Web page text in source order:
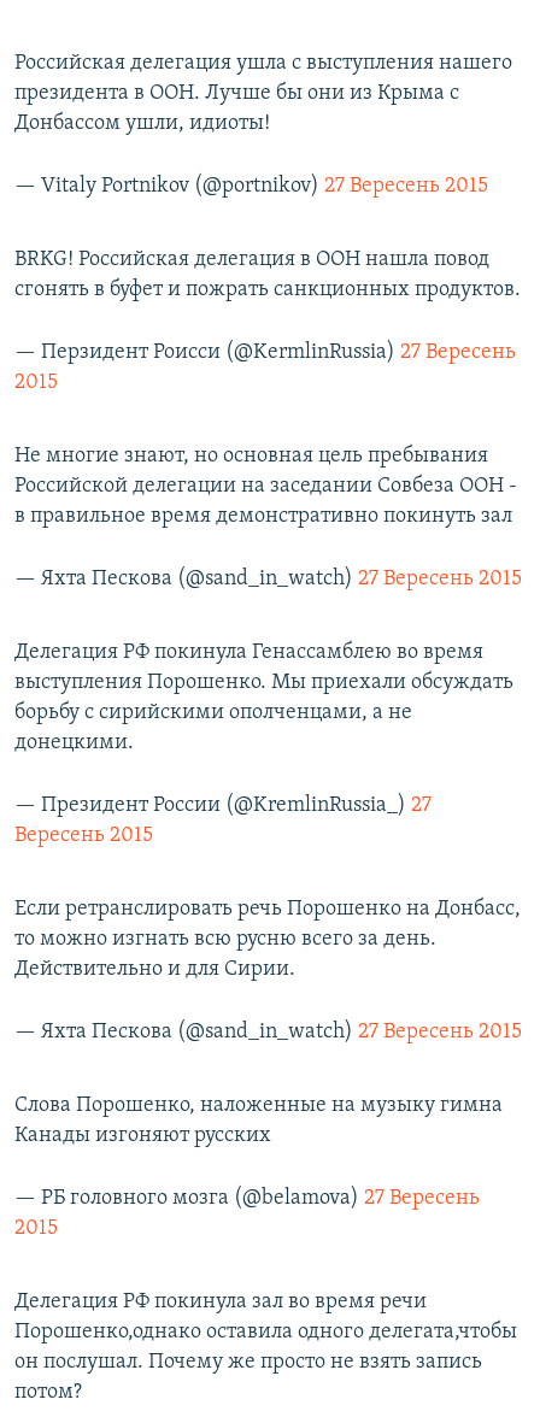
Российская делегация ушла с выступления нашего
президента в ООН. Лучше бы они из Крыма с
Донбассом ушли, идиоты!
— Vitaly Portnikov (@portnikov) 27 Вересень 2015
BRKG! Российская делегация в ООН нашла повод
сгонять в буфет и пожрать санкционных продуктов.
— Пeрзидент Роисси (@KermlinRussia) 27 Вересень
2015
Не многие знают, но основная цель пребывания
Российской делегации на заседании Совбеза ООН -
в правильное время демонстративно покинуть зал
— Яхта Пескова (@sand_in_watch) 27 Вересень 2015
Делегация РФ покинула Генассамблею во время
выступления Порошенко. Мы приехали обсуждать
борьбу с сирийскими ополченцами, а не
донецкими.
— Президент России (@KremlinRussia_) 27
Вересень 2015
Если ретранслировать речь Порошенко на Донбасс,
то можно изгнать всю русню всего за день.
Действительно и для Сирии.
— Яхта Пескова (@sand_in_watch) 27 Вересень 2015
Слова Порошенко, наложенные на музыку гимна
Канады изгоняют русских
— РБ головного мозга (@belamova) 27 Вересень
2015
Делегация РФ покинула зал во время речи
Порошенко,однако оставила одного делегата,чтобы
он послушал. Почему же просто не взять запись
потом?